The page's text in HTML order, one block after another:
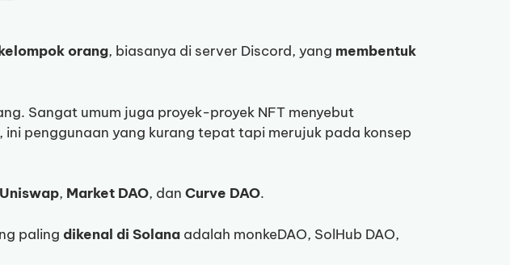
orang, biasanya di server Discord, yang membentuk
Sangat umum juga proyek-proyek NFT menyebut
ini penggunaan yang kurang tepat tapi merujuk pada konsep
Uniswap, Market DAO, dan Curve DAO.
paling dikenal di Solana adalah monkeDAO, SolHub DAO,